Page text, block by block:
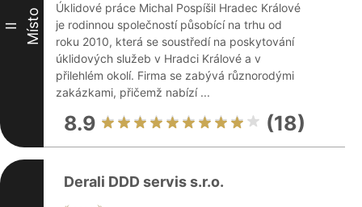
II Místo
Úklidové práce Michal Pospíšil Hradec Králové
je rodinnou společností působící na trhu od
roku 2010, která se soustředí na poskytování
úklidových služeb v Hradci Králové a v
přilehlém okolí. Firma se zabývá různorodými
zakázkami, přičemž nabízí ...
8.9 (18)
Derali DDD servis s.r.o.